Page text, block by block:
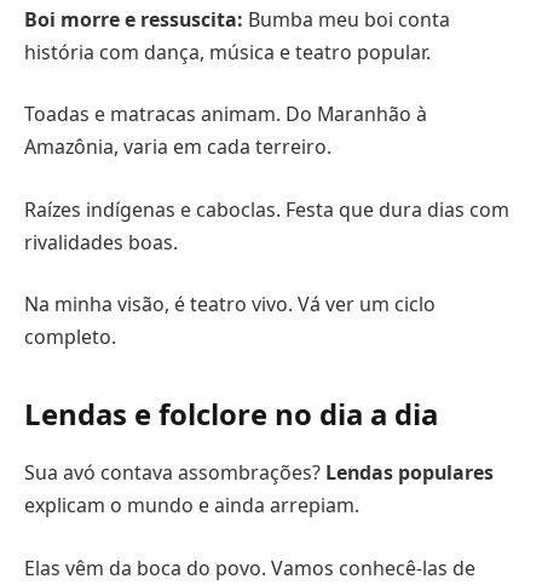
Boi morre e ressuscita: Bumba meu boi conta
história com dança, música e teatro popular.
Toadas e matracas animam. Do Maranhão à
Amazônia, varia em cada terreiro.
Raízes indígenas e caboclas. Festa que dura dias com
rivalidades boas.
Na minha visão, é teatro vivo. Vá ver um ciclo
completo.
Lendas e folclore no dia a dia
Sua avó contava assombrações? Lendas populares
explicam o mundo e ainda arrepiam.
Elas vêm da boca do povo. Vamos conhecê-las de